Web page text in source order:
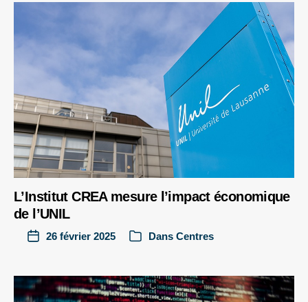
L’Institut CREA mesure l’impact économique
de l’UNIL
26 février 2025 Dans Centres